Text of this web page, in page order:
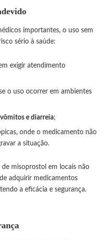
importantes, o uso sem
sério à saúde:
exigir atendimento
o uso ocorrer em ambientes
e diarreia;
onde o medicamento não
a situação.
misoprostol em locais não
adquirir medicamentos
a eficácia e segurança.